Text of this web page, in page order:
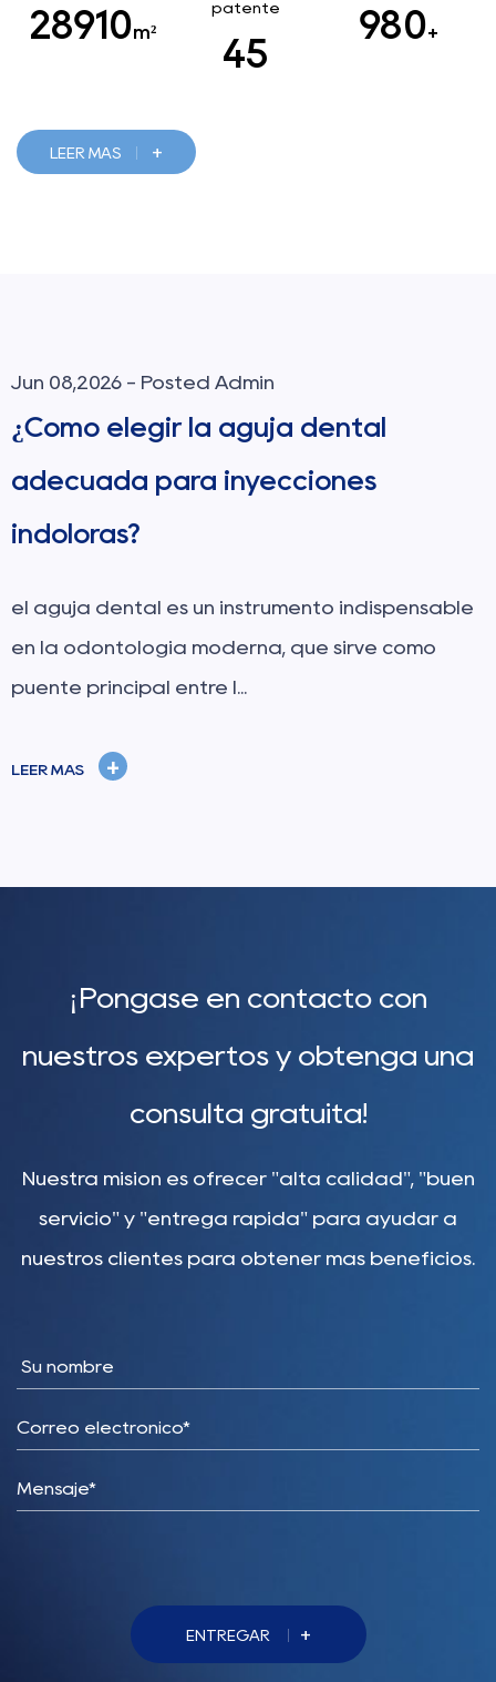
29500m²
patente
46
1000+
LEER MÁS +
Jun 08,2026 - Posted Admin
¿Cómo elegir la aguja dental
adecuada para inyecciones
indoloras?
el aguja dental es un instrumento indispensable
en la odontología moderna, que sirve como
puente principal entre l...
LEER MÁS +
¡Póngase en contacto con
nuestros expertos y obtenga una
consulta gratuita!
Nuestra misión es ofrecer "alta calidad", "buen
servicio" y "entrega rápida" para ayudar a
nuestros clientes para obtener más beneficios.
ENTREGAR +